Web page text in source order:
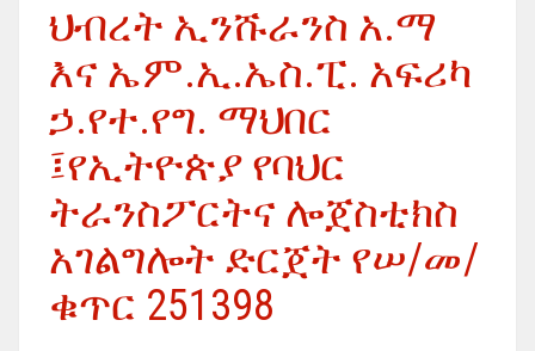
ህብረት ኢንሹራንስ አ.ማ
እና ኤም.ኢ.ኤስ.ፒ. አፍሪካ
ኃ.የተ.የግ. ማህበር
፤የኢትዮጵያ የባህር
ትራንስፖርትና ሎጀስቲክስ
አገልግሎት ድርጀት የሠ/መ/
ቁጥር 251398